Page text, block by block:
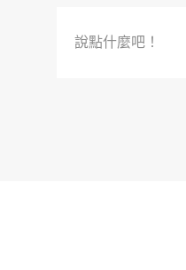
說點什麼吧！